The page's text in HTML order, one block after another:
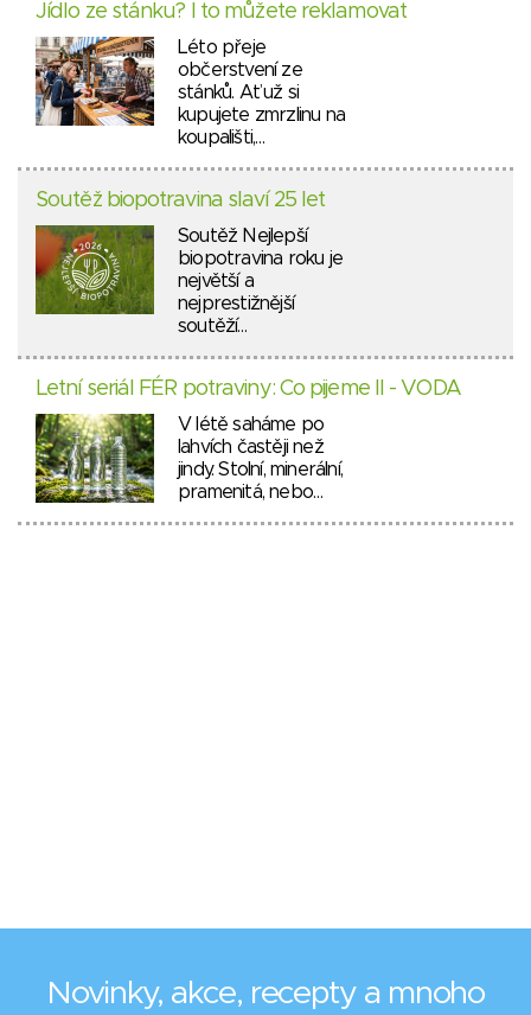
Jídlo ze stánku? I to můžete reklamovat
Léto přeje
občerstvení ze
stánků. Ať už si
kupujete zmrzlinu na
koupališti,…
Soutěž biopotravina slaví 25 let
Soutěž Nejlepší
biopotravina roku je
největší a
nejprestižnější
soutěží…
Letní seriál FÉR potraviny: Co pijeme II - VODA
V létě saháme po
lahvích častěji než
jindy. Stolní, minerální,
pramenitá, nebo…
Novinky, akce, recepty a mnoho